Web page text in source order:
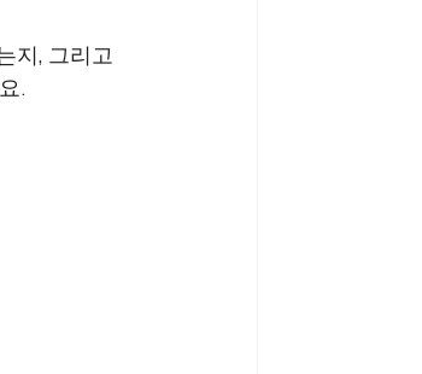
지, 그리고
.